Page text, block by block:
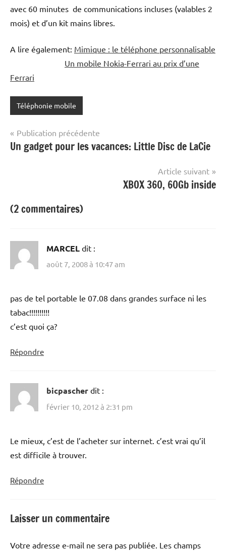
avec 60 minutes de communications incluses (valables 2
mois) et d’un kit mains libres.
A lire également: Mimique : le téléphone personnalisable
Un mobile Nokia-Ferrari au prix d’une
Ferrari
Téléphonie mobile
Navigation
de
Publication précédente
Un gadget pour les vacances: Little Disc de LaCie
Article suivant
XBOX 360, 60Gb inside
(2 commentaires)
MARCEL dit :
août 7, 2008 à 10:47 am
pas de tel portable le 07.08 dans grandes surface ni les
tabac!!!!!!!!!!
c’est quoi ça?
Répondre
bicpascher dit :
février 10, 2012 à 2:31 pm
Le mieux, c’est de l’acheter sur internet. c’est vrai qu’il
est difficile à trouver.
Répondre
Laisser un commentaire
Votre adresse e-mail ne sera pas publiée. Les champs